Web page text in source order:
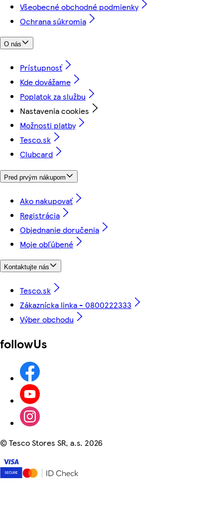
Všeobecné obchodné podmienky
Ochrana súkromia
O nás
Prístupnosť
Kde dovážame
Poplatok za službu
Nastavenia cookies
Možnosti platby
Tesco.sk
Clubcard
Pred prvým nákupom
Ako nakupovať
Registrácia
Objednanie doručenia
Moje obľúbené
Kontaktujte nás
Tesco.sk
Zákaznícka linka - 0800222333
Výber obchodu
followUs
©Tesco Stores SR, a.s. 2026